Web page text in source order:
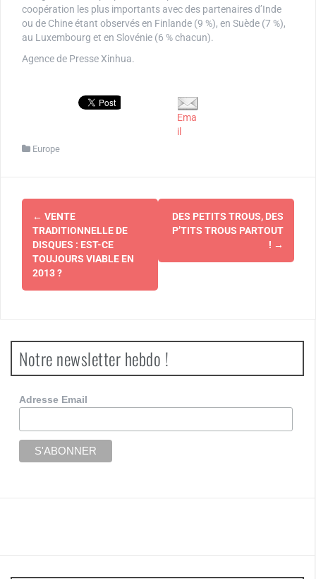
coopération les plus importants avec des partenaires d’Inde
ou de Chine étant observés en Finlande (9 %), en Suède (7 %),
au Luxembourg et en Slovénie (6 % chacun).
Agence de Presse Xinhua.
Ema
il
Europe
Navigation
d'article
← VENTE
TRADITIONNELLE DE
DISQUES : EST-CE
TOUJOURS VIABLE EN
2013 ?
DES PETITS TROUS, DES
P’TITS TROUS PARTOUT
! →
Notre newsletter hebdo !
Adresse Email